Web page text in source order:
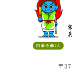
〒